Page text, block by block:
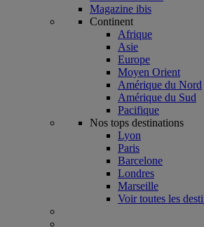
Magazine ibis
Continent
Afrique
Asie
Europe
Moyen Orient
Amérique du Nord
Amérique du Sud
Pacifique
Nos tops destinations
Lyon
Paris
Barcelone
Londres
Marseille
Voir toutes les